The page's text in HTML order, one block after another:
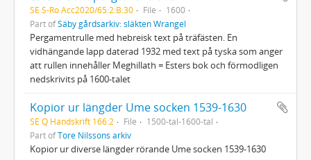
SE S-Ro Acc2020/65:2:B:30 File
1600
Part ofSäby gårdsarkiv: släkten Wrangel
Pergamentrulle med hebreisk text på träfästen. En
vidhängande lapp daterad 1932 med text på tyska som anger
att rullen innehåller Meghillath = Esters bok och förmodligen
nedskrivits på 1600-talet
Kopior ur längder Ume socken 1539-1630
SE Q Handskrift 166:2 File
1500-tal-1600-tal
Part ofTore Nilssons arkiv
Kopior ur diverse längder rörande Ume socken 1539-1630